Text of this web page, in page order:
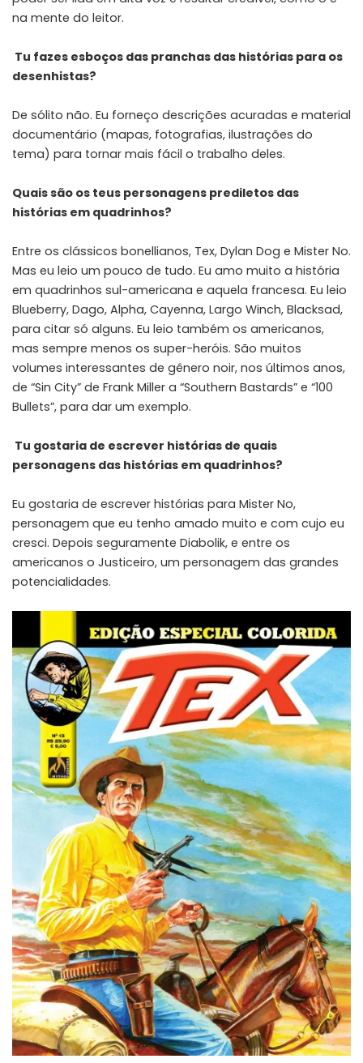
na mente do leitor.
Tu fazes esboços das pranchas das histórias para os
desenhistas?
De sólito não. Eu forneço descrições acuradas e material
documentário (mapas, fotografias, ilustrações do
tema) para tornar mais fácil o trabalho deles.
Quais são os teus personagens prediletos das
histórias em quadrinhos?
Entre os clássicos bonellianos, Tex, Dylan Dog e Mister No.
Mas eu leio um pouco de tudo. Eu amo muito a história
em quadrinhos sul-americana e aquela francesa. Eu leio
Blueberry, Dago, Alpha, Cayenna, Largo Winch, Blacksad,
para citar só alguns. Eu leio também os americanos,
mas sempre menos os super-heróis. São muitos
volumes interessantes de gênero noir, nos últimos anos,
de “Sin City” de Frank Miller a “Southern Bastards” e “100
Bullets”, para dar um exemplo.
Tu gostaria de escrever histórias de quais
personagens das histórias em quadrinhos?
Eu gostaria de escrever histórias para Mister No,
personagem que eu tenho amado muito e com cujo eu
cresci. Depois seguramente Diabolik, e entre os
americanos o Justiceiro, um personagem das grandes
potencialidades.